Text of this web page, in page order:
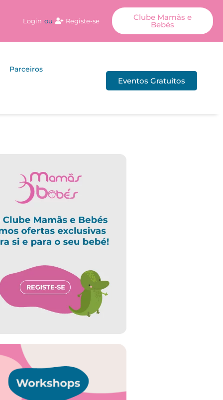
Login ou Registe-se Clube Mamãs e
Bebés
Parceiros
Eventos Gratuitos